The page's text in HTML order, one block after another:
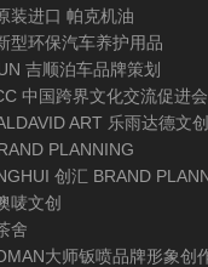
装进口 帕克机油
型环保汽车养护用品
吉顺泊车品牌策划
中国跨界文化交流促进会
ART 乐雨达德文创
PLANNING
创汇 BRAND
唛文创
舍
大师钣喷品牌形象创